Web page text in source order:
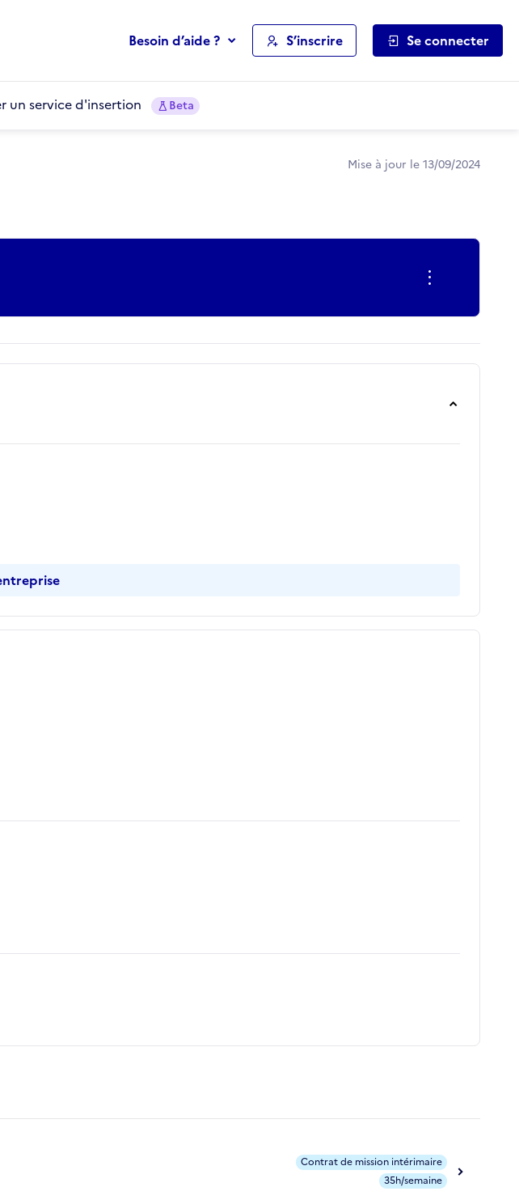
Besoin d’aide ? S’inscrire Se connecter
un service d'insertion Beta
Mise à jour le 13/09/2024
Contrat de mission intérimaire
35h/semaine